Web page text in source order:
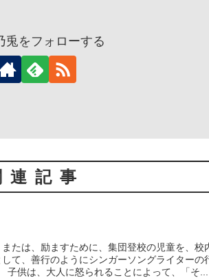
兎をフォローする
連記事
たは、励ますために、集団登校の児童を、校
て、善行のようにシンガーソングライターの
供は、大人に怒られることによって、「そ...